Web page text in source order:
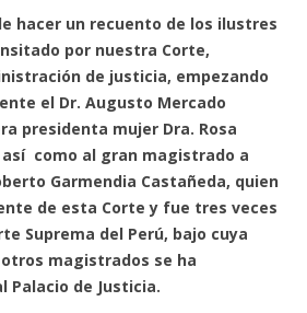
hacer un recuento de los ilustres
por nuestra Corte,
de justicia, empezando
el Dr. Augusto Mercado
presidenta mujer Dra. Rosa
así como al gran magistrado a
Garmendia Castañeda, quien
de esta Corte y fue tres veces
Suprema del Perú, bajo cuya
magistrados se ha
Palacio de Justicia.